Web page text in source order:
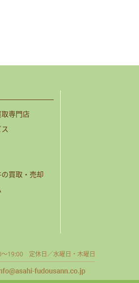
専門店
買取・売却
～19:00 定休日／水曜日・木曜日